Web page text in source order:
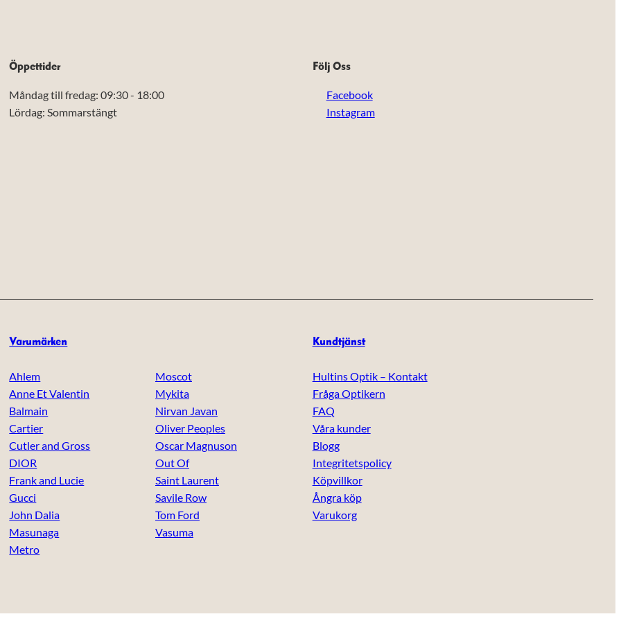
Öppettider
Måndag till fredag: 09:30 - 18:00
Lördag: Sommarstängt
Följ Oss
Facebook
Instagram
Varumärken
Ahlem
Anne Et Valentin
Balmain
Cartier
Cutler and Gross
DIOR
Frank and Lucie
Gucci
John Dalia
Masunaga
Metro
Moscot
Mykita
Nirvan Javan
Oliver Peoples
Oscar Magnuson
Out Of
Saint Laurent
Savile Row
Tom Ford
Vasuma
Kundtjänst
Hultins Optik – Kontakt
Fråga Optikern
FAQ
Våra kunder
Blogg
Integritetspolicy
Köpvillkor
Ångra köp
Varukorg